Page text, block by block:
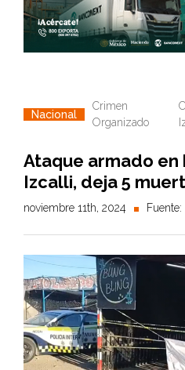
Nacional
Crimen
Organizado
Ataque armado
Izcalli, deja 5
noviembre 11th, 2024 Fuente: